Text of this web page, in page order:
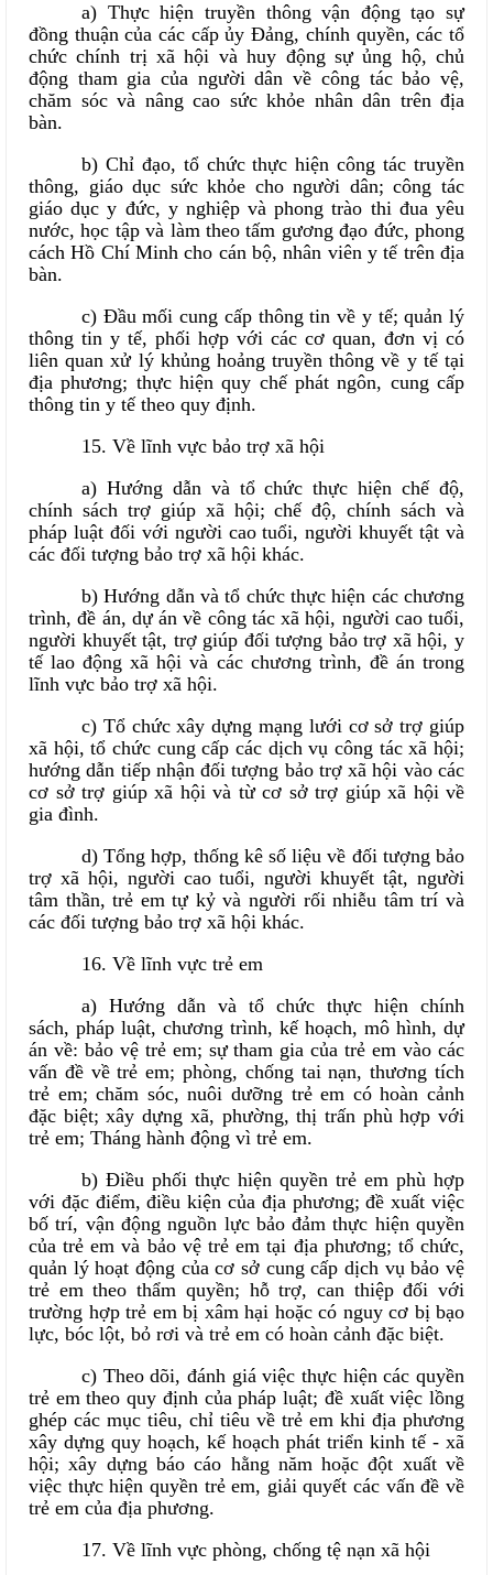
a) Thực hiện truyền thông vận động tạo sự
đồng thuận của các cấp ủy Đảng, chính quyền, các tổ
chức chính trị xã hội và huy động sự ủng hộ, chủ
động tham gia của người dân về công tác bảo vệ,
chăm sóc và nâng cao sức khỏe nhân dân trên địa
bàn.
b) Chỉ đạo, tổ chức thực hiện công tác truyền
thông, giáo dục sức khỏe cho người dân; công tác
giáo dục y đức, y nghiệp và phong trào thi đua yêu
nước, học tập và làm theo tấm gương đạo đức, phong
cách Hồ Chí Minh cho cán bộ, nhân viên y tế trên địa
bàn.
c) Đầu mối cung cấp thông tin về y tế; quản lý
thông tin y tế, phối hợp với các cơ quan, đơn vị có
liên quan xử lý khủng hoảng truyền thông về y tế tại
địa phương; thực hiện quy chế phát ngôn, cung cấp
thông tin y tế theo quy định.
15. Về lĩnh vực bảo trợ xã hội
a) Hướng dẫn và tổ chức thực hiện chế độ,
chính sách trợ giúp xã hội; chế độ, chính sách và
pháp luật đối với người cao tuổi, người khuyết tật và
các đối tượng bảo trợ xã hội khác.
b) Hướng dẫn và tổ chức thực hiện các chương
trình, đề án, dự án về công tác xã hội, người cao tuổi,
người khuyết tật, trợ giúp đối tượng bảo trợ xã hội, y
tế lao động xã hội và các chương trình, đề án trong
lĩnh vực bảo trợ xã hội.
c) Tổ chức xây dựng mạng lưới cơ sở trợ giúp
xã hội, tổ chức cung cấp các dịch vụ công tác xã hội;
hướng dẫn tiếp nhận đối tượng bảo trợ xã hội vào các
cơ sở trợ giúp xã hội và từ cơ sở trợ giúp xã hội về
gia đình.
d) Tổng hợp, thống kê số liệu về đối tượng bảo
trợ xã hội, người cao tuổi, người khuyết tật, người
tâm thần, trẻ em tự kỷ và người rối nhiễu tâm trí và
các đối tượng bảo trợ xã hội khác.
16. Về lĩnh vực trẻ em
a) Hướng dẫn và tổ chức thực hiện chính
sách, pháp luật, chương trình, kế hoạch, mô hình, dự
án về: bảo vệ trẻ em; sự tham gia của trẻ em vào các
vấn đề về trẻ em; phòng, chống tai nạn, thương tích
trẻ em; chăm sóc, nuôi dưỡng trẻ em có hoàn cảnh
đặc biệt; xây dựng xã, phường, thị trấn phù hợp với
trẻ em; Tháng hành động vì trẻ em.
b) Điều phối thực hiện quyền trẻ em phù hợp
với đặc điểm, điều kiện của địa phương; đề xuất việc
bố trí, vận động nguồn lực bảo đảm thực hiện quyền
của trẻ em và bảo vệ trẻ em tại địa phương; tổ chức,
quản lý hoạt động của cơ sở cung cấp dịch vụ bảo vệ
trẻ em theo thẩm quyền; hỗ trợ, can thiệp đối với
trường hợp trẻ em bị xâm hại hoặc có nguy cơ bị bạo
lực, bóc lột, bỏ rơi và trẻ em có hoàn cảnh đặc biệt.
c) Theo dõi, đánh giá việc thực hiện các quyền
trẻ em theo quy định của pháp luật; đề xuất việc lồng
ghép các mục tiêu, chỉ tiêu về trẻ em khi địa phương
xây dựng quy hoạch, kế hoạch phát triển kinh tế - xã
hội; xây dựng báo cáo hằng năm hoặc đột xuất về
việc thực hiện quyền trẻ em, giải quyết các vấn đề về
trẻ em của địa phương.
17. Về lĩnh vực phòng, chống tệ nạn xã hội